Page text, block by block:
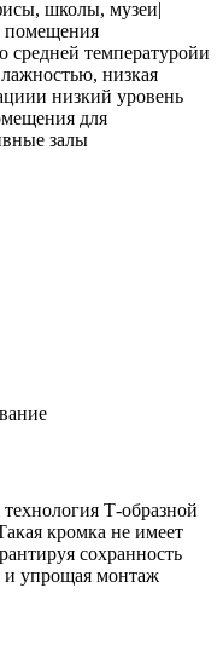
школы, музеи|
помещения
средней температуройи
низкая
низкий уровень
для
залы
технология Т-образной
кромка не имеет
сохранность
и упрощая монтаж